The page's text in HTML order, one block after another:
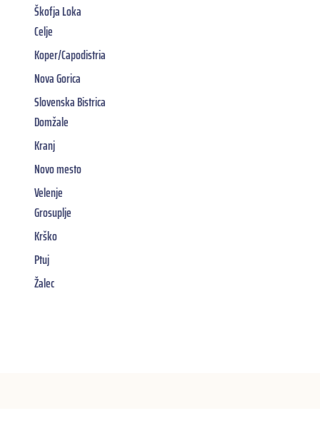
Škofja Loka
Celje
Koper/Capodistria
Nova Gorica
Slovenska Bistrica
Domžale
Kranj
Novo mesto
Velenje
Grosuplje
Krško
Ptuj
Žalec